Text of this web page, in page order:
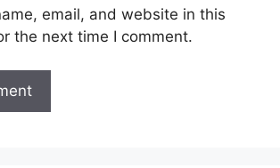
email, and website in this
the next time I comment.